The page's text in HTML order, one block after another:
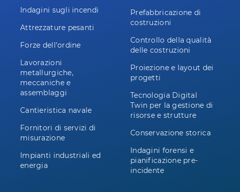
Indagini sugli incendi
Attrezzature pesanti
Forze dell'ordine
Lavorazioni
metallurgiche,
meccaniche e
assemblaggi
Cantieristica navale
Fornitori di servizi di
misurazione
Impianti industriali ed
energia
Prefabbricazione di
costruzioni
Controllo della qualità
delle costruzioni
Proiezione e layout dei
progetti
Tecnologia Digital
Twin per la gestione di
risorse e strutture
Conservazione storica
Indagini forensi e
pianificazione pre-
incidente